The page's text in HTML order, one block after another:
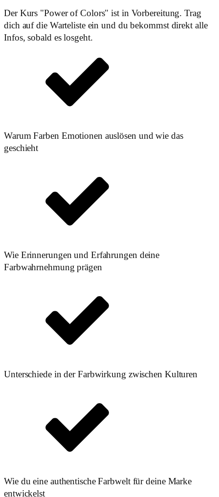
Der Kurs "Power of Colors" ist in Vorbereitung. Trag
dich auf die Warteliste ein und du bekommst direkt alle
Infos, sobald es losgeht.
Warum Farben Emotionen auslösen und wie das
geschieht
Wie Erinnerungen und Erfahrungen deine
Farbwahrnehmung prägen
Unterschiede in der Farbwirkung zwischen Kulturen
Wie du eine authentische Farbwelt für deine Marke
entwickelst